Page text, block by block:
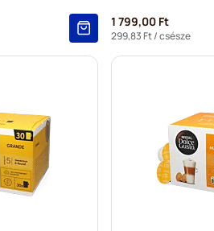
1 799,00 Ft
299,83 Ft/ csésze